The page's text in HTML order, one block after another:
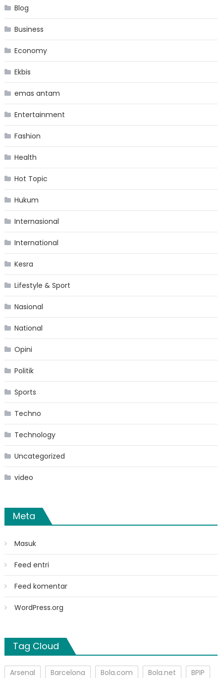
Blog
Business
Economy
Ekbis
emas antam
Entertainment
Fashion
Health
Hot Topic
Hukum
Internasional
International
Kesra
Lifestyle & Sport
Nasional
National
Opini
Politik
Sports
Techno
Technology
Uncategorized
video
Meta
Masuk
Feed entri
Feed komentar
WordPress.org
Tag Cloud
Arsenal Barcelona Bola.com Bola.net
BPIP